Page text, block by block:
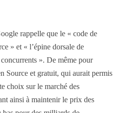
rappelle que le « code de
» et « l’épine dorsale de
». De même pour
Source et gratuit, qui aurait permis
choix sur le marché des
ainsi à maintenir le prix des